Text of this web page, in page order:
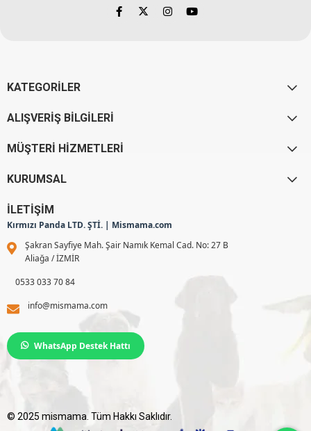
KATEGORİLER
ALIŞVERİŞ BİLGİLERİ
MÜŞTERİ HİZMETLERİ
KURUMSAL
İLETİŞİM
Kırmızı Panda LTD. ŞTİ. | Mismama.com
Şakran Sayfiye Mah. Şair Namık Kemal Cad. No: 27 B
Aliağa / İZMİR
0533 033 70 84
info@mismama.com
WhatsApp Destek Hattı
© 2025 mismama. Tüm Hakkı Saklıdır.